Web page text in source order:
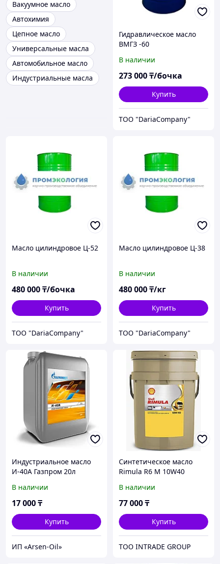
Вакуумное масло
Автохимия
Цепное масло
Универсальные масла
Автомобильное масло
Индустриальные масла
Гидравлическое масло
ВМГЗ -60
В наличии
273 000₸/бочка
Купить
TOO "DariaCompany"
Масло цилиндровое Ц-52
В наличии
480 000₸/бочка
Купить
TOO "DariaCompany"
Масло цилиндровое Ц-38
В наличии
480 000₸/кг
Купить
TOO "DariaCompany"
Индустриальное масло
И-40А Газпром 20л
В наличии
17 000₸
Купить
ИП «Arsen-Oil»
Синтетическое масло
Rimula R6 M 10W40
В наличии
77 000₸
Купить
ТОО INTRADE GROUP